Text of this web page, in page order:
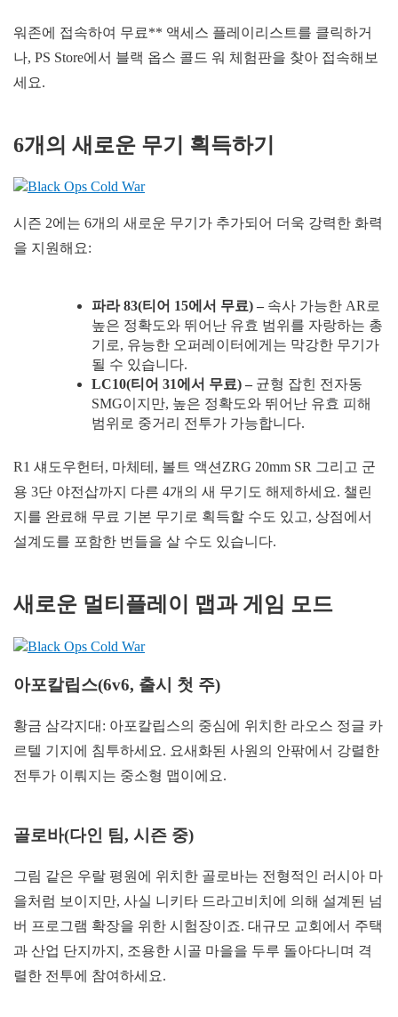
워존에 접속하여 무료** 액세스 플레이리스트를 클릭하거
나, PS Store에서 블랙 옵스 콜드 워 체험판을 찾아 접속해보
세요.
6개의 새로운 무기 획득하기
시즌 2에는 6개의 새로운 무기가 추가되어 더욱 강력한 화력
을 지원해요:
파라83(티어 15에서 무료) – 속사 가능한 AR로
높은 정확도와 뛰어난 유효 범위를 자랑하는 총
기로, 유능한 오퍼레이터에게는 막강한 무기가
될 수 있습니다.
LC10(티어 31에서 무료) – 균형 잡힌 전자동
SMG이지만, 높은 정확도와 뛰어난 유효 피해
범위로 중거리 전투가 가능합니다.
R1 섀도우헌터, 마체테, 볼트 액션ZRG 20mm SR 그리고 군
용 3단 야전삽까지 다른 4개의 새 무기도 해제하세요. 챌린
지를 완료해 무료 기본 무기로 획득할 수도 있고, 상점에서
설계도를 포함한 번들을 살 수도 있습니다.
새로운 멀티플레이 맵과 게임 모드
아포칼립스(6v6, 출시 첫 주)
황금 삼각지대: 아포칼립스의 중심에 위치한 라오스 정글 카
르텔 기지에 침투하세요. 요새화된 사원의 안팎에서 강렬한
전투가 이뤄지는 중소형 맵이에요.
골로바(다인 팀, 시즌 중)
그림 같은 우랄 평원에 위치한 골로바는 전형적인 러시아 마
을처럼 보이지만, 사실 니키타 드라고비치에 의해 설계된 넘
버 프로그램 확장을 위한 시험장이죠. 대규모 교회에서 주택
과 산업 단지까지, 조용한 시골 마을을 두루 돌아다니며 격
렬한 전투에 참여하세요.